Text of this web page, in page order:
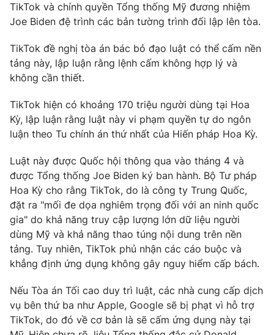
Thị trường 24h Tấm lòng Việt
VTV4 Vươn mình bằng AI
Liên hệ tòa soạn English
THỜI BÁO VTV
Theo dõi báo trên
Cơ quan chủ quản:Đài Truyền hình Việt Nam
Cơ quan báo chí:Thời báo VTV
Giấy phép hoạt động báo in và báo điện tử số 483/GP-BTTTT
TikTok và chính quyền Tổng thống Mỹ đương nhiệm
Joe Biden đệ trình các bản tường trình đối lập lên tòa.
TikTok đề nghị tòa án bác bỏ đạo luật có thể cấm nền
tảng này, lập luận rằng lệnh cấm không hợp lý và
không cần thiết.
TikTok hiện có khoảng 170 triệu người dùng tại Hoa
Kỳ, lập luận rằng luật này vi phạm quyền tự do ngôn
luận theo Tu chính án thứ nhất của Hiến pháp Hoa Kỳ.
Luật này được Quốc hội thông qua vào tháng 4 và
được Tổng thống Joe Biden ký ban hành. Bộ Tư pháp
Hoa Kỳ cho rằng TikTok, do là công ty Trung Quốc,
đặt ra "mối đe dọa nghiêm trọng đối với an ninh quốc
gia" do khả năng truy cập lượng lớn dữ liệu người
dùng Mỹ và khả năng thao túng nội dung trên nền
tảng. Tuy nhiên, TikTok phủ nhận các cáo buộc và
khẳng định ứng dụng không gây nguy hiểm cấp bách.
Nếu Tòa án Tối cao duy trì luật, các nhà cung cấp dịch
vụ bên thứ ba như Apple, Google sẽ bị phạt vì hỗ trợ
TikTok, do đó về cơ bản là sẽ cấm ứng dụng này tại